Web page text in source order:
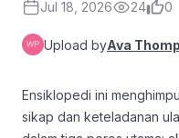
Jul 18, 2026 24 0
Upload byAva
Ensiklopedi ini
sikap dan keteladanan